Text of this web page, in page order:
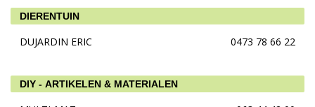
DIERENTUIN
DUJARDIN ERIC 0473 78 66 22
DIY - ARTIKELEN & MATERIALEN